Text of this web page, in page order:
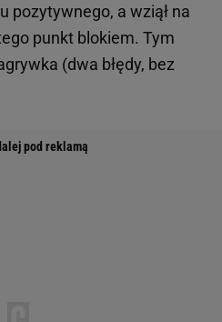
pozytywnego, a wziął na
punkt blokiem. Tym
(dwa błędy, bez